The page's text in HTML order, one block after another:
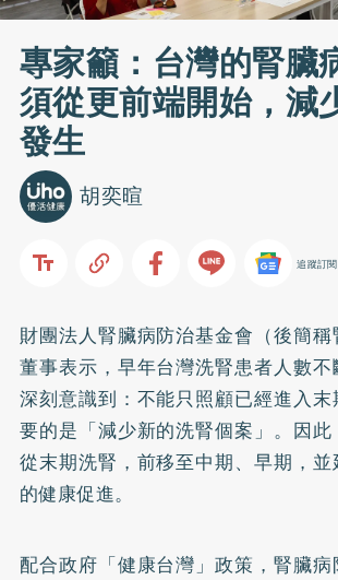
專家籲：台灣的腎臟
須從更前端開始，減
發生
胡奕暄
追蹤訂閱
財團法人腎臟病防治基金會（後簡
董事表示，早年台灣洗腎患者人數
深刻意識到：不能只照顧已經進入
要的是「減少新的洗腎個案」。因
從末期洗腎，前移至中期、早期，
的健康促進。
配合政府「健康台灣」政策，腎臟